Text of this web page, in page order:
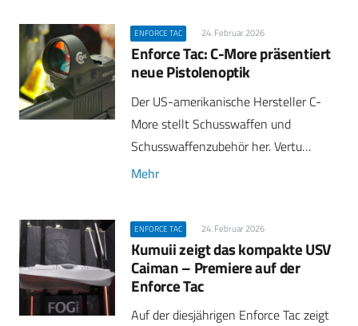
ENFORCE TAC 24. Februar 2026
Enforce Tac: C-More präsentiert
neue Pistolenoptik
Der US-amerikanische Hersteller C-
More stellt Schusswaffen und
Schusswaffenzubehör her. Vertu…
Mehr
ENFORCE TAC 24. Februar 2026
Kumuii zeigt das kompakte USV
Caiman – Premiere auf der
Enforce Tac
Auf der diesjährigen Enforce Tac zeigt